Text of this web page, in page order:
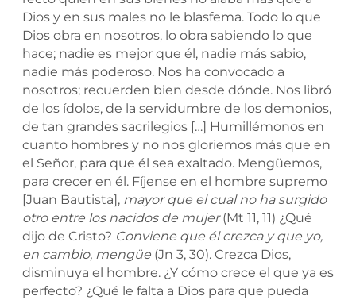
Dios y en sus males no le blasfema. Todo lo que
Dios obra en nosotros, lo obra sabiendo lo que
hace; nadie es mejor que él, nadie más sabio,
nadie más poderoso. Nos ha convocado a
nosotros; recuerden bien desde dónde. Nos libró
de los ídolos, de la servidumbre de los demonios,
de tan grandes sacrilegios […] Humillémonos en
cuanto hombres y no nos gloriemos más que en
el Señor, para que él sea exaltado. Mengüemos,
para crecer en él. Fíjense en el hombre supremo
[Juan Bautista], mayor que el cual no ha surgido
otro entre los nacidos de mujer(Mt 11, 11) ¿Qué
dijo de Cristo? Conviene que él crezca y que yo,
en cambio, mengüe (Jn 3, 30). Crezca Dios,
disminuya el hombre. ¿Y cómo crece el que ya es
perfecto? ¿Qué le falta a Dios para que pueda